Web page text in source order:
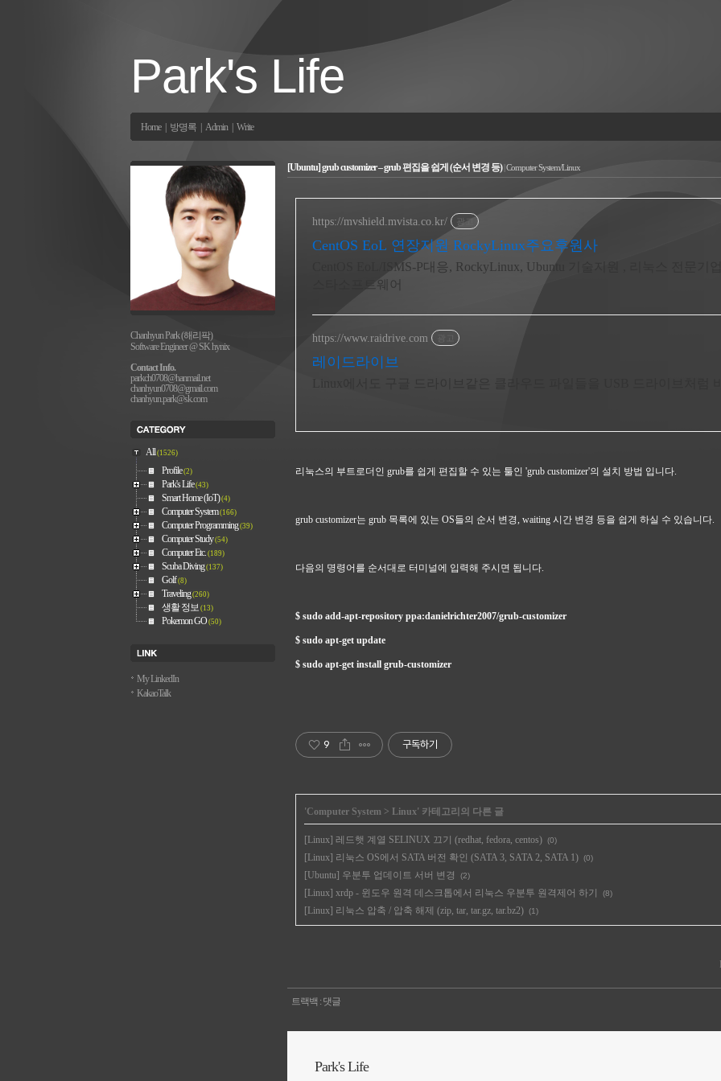
Park's Life
Home 방명록 Admin Write
[Ubuntu] grub customizer – grub 편집을 쉽게 (순서 변경 등)|Computer System/Linux
https://mvshield.mvista.co.kr/ 광고
CentOS EoL 연장지원 RockyLinux주요후원사
CentOS EoL/ISMS-P대응, RockyLinux, Ubuntu 기술지원 , 리눅스 전문기
스타소프트웨어
https://www.raidrive.com
레이드라이브
리눅스의 부트로더인 grub를 쉽게 편집할 수 있는 툴인 'grub customizer'의 설치 방법 입니다.
grub customizer는 grub 목록에 있는 OS들의 순서 변경, waiting 시간 변경 등을 쉽게 하실 수 있습니다.
다음의 명령어를 순서대로 터미널에 입력해 주시면 됩니다.
$ sudo add-apt-repository ppa:danielrichter2007/grub-customizer
$ sudo apt-get update
$ sudo apt-get install grub-customizer
9 구독하기
'Computer System > Linux' 카테고리의 다른 글
[Linux] 레드햇 계열 SELINUX 끄기 (redhat, fedora, centos) (0)
[Linux] 리눅스 OS에서 SATA 버전 확인 (SATA 3, SATA 2, SATA 1) (0)
[Ubuntu] 우분투 업데이트 서버 변경 (2)
[Linux] xrdp - 윈도우 원격 데스크톱에서 리눅스 우분투 원격제어 하기 (8)
[Linux] 리눅스 압축 / 압축 해제 (zip, tar, tar.gz, tar.bz2) (1)
트랙백 : 댓글
Park's Life
Chanhyun Park (해리팍)
Software Engineer @ SK hynix
Contact Info.
parkch0708@hanmail.net
chanhyun0708@gmail.com
chanhyun.park@sk.com
All(1526)
Profile(2)
Park's Life(43)
Smart Home (IoT)(4)
Computer System(166)
Computer Programming(39)
Computer Study(54)
Computer Etc. (189)
Scuba Diving(137)
Golf(8)
Traveling(260)
생활 정보 (13)
Pokemon GO(50)
My LinkedIn
KakaoTalk